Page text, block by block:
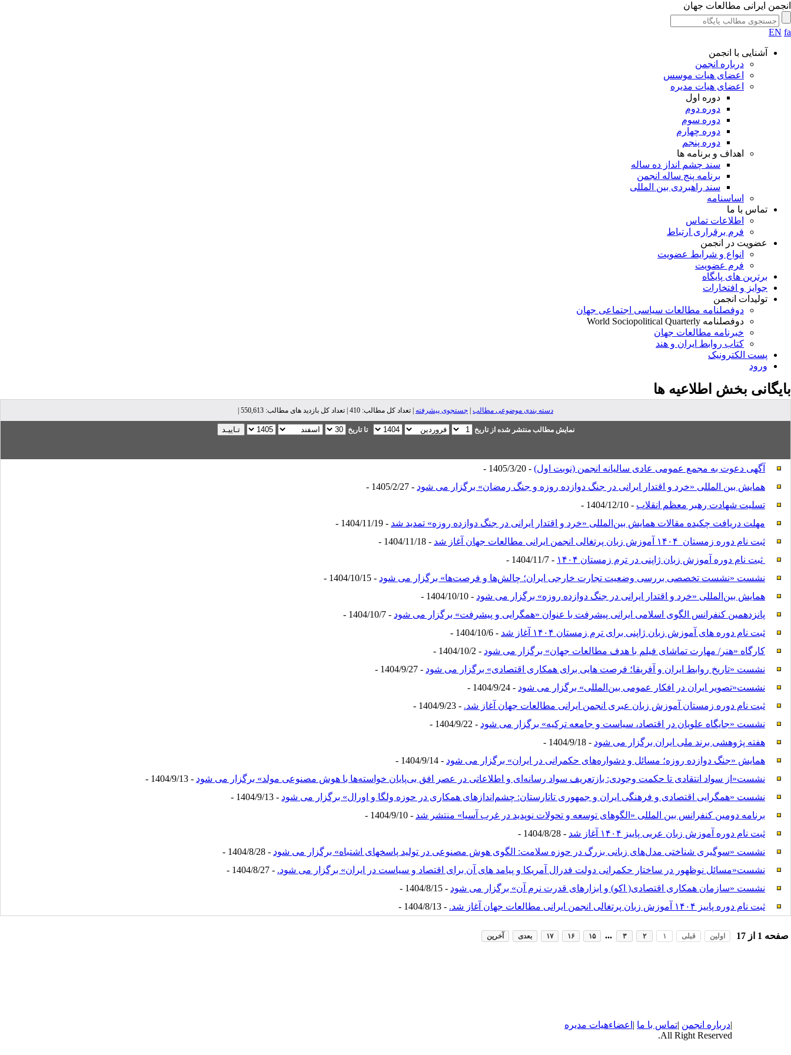
انجمن ایرانی مطالعات جهان
EN fa
آشنایی با انجمن
درباره انجمن
اعضای هیات موسس
اعضای هیات مدیره
دوره اول
دوره دوم
دوره سوم
دوره چهارم
دوره پنجم
اهداف و برنامه ها
سند چشم انداز ده ساله
برنامه پنج ساله انجمن
سند راهبردی بین المللی
اساسنامه
تماس با ما
اطلاعات تماس
فرم برقراری ارتباط
عضویت در انجمن
انواع و شرایط عضویت
فرم عضویت
برترین های پایگاه
جوایز و افتخارات
تولیدات انجمن
دوفصلنامه مطالعات سیاسی اجتماعی جهان
دوفصلنامه World Sociopolitical Quarterly
خبرنامه مطالعات جهان
کتاب روابط ایران و هند
پست الکترونیک
ورود
بایگانی بخش اطلاعیه ها
دسته بندی موضوعی مطالب جستجوی پیشرفته | تعداد کل مطالب: 410 | تعداد کل بازدید های مطالب: 550,613 |
نمایش مطالب منتشر شده از تاریخ تا تاریخ
آگهی دعوت به مجمع عمومی عادی سالیانه انجمن (نوبت اول) - 1405/3/20 -
همایش بین المللی «خرد و اقتدار ایرانی در جنگ دوازده روزه و جنگ رمضان» برگزار می شود - 1405/2/27 -
تسلیت شهادت رهبر معظم انقلاب - 1404/12/10 -
مهلت دریافت چکیده مقالات همایش بین‌المللی «خرد و اقتدار ایرانی در جنگ دوازده‌ روزه» تمدید شد - 1404/11/19 -
ثبت نام دوره زمستان ۱۴۰۴ آموزش زبان پرتغالی انجمن ایرانی مطالعات جهان آغاز شد
- 1404/11/18 -
ثبت نام دوره آموزش زبان ژاپنی در ترم زمستان ۱۴۰۴
- 1404/11/7 -
نشست «نشست تخصصی بررسی وضعیت تجارت خارجی ایران؛ چالش‌ها و فرصت‌ها» برگزار می شود - 1404/10/15 -
همایش بین‌المللی «خرد و اقتدار ایرانی در جنگ دوازده‌ روزه» برگزار می شود - 1404/10/10 -
پانزدهمین کنفرانس الگوی اسلامی ایرانی پیشرفت با عنوان «همگرایی و پیشرفت» برگزار می شود - 1404/10/7 -
ثبت نام دوره های آموزش زبان ژاپنی برای ترم زمستان ۱۴۰۴ آغاز شد
- 1404/10/6 -
کارگاه «هنر/ مهارت تماشای فیلم با هدف مطالعات جهان» برگزار می شود - 1404/10/2 -
نشست «تاریخ روابط ایران و آفریقا؛ فرصت هایی برای همکاری اقتصادی» برگزار می شود - 1404/9/27 -
نشست«تصویر ایران در افکار عمومی بین‌المللی» برگزار می شود - 1404/9/24 -
ثبت نام دوره زمستان آموزش زبان عبری انجمن ایرانی مطالعات جهان آغاز شد. - 1404/9/23 -
نشست «جایگاه علویان در اقتصاد، سیاست و جامعه ترکیه» برگزار می شود - 1404/9/22 -
هفته پژوهشی برند ملی ایران برگزار می شود - 1404/9/18 -
همایش «جنگ دوازده روزه؛ مسائل و دشواره‌های حکمرانی در ایران» برگزار می شود - 1404/9/14 -
نشست«از سواد انتقادی تا حکمت وجودی: بازتعریف سواد رسانه‌ای و اطلاعاتی در عصر افق بی‌پایان خواسته‌ها با هوش مصنوعی مولد» برگزار می شود - 1404/9/13 -
نشست «همگرایی اقتصادی و فرهنگی ایران و جمهوری تاتارستان: چشم‌اندازهای همکاری در حوزه ولگا و اورال» برگزار می شود - 1404/9/13 -
برنامه دومین کنفرانس بین المللی «الگوهای توسعه و تحولات نوپدید در غرب آسیا» منتشر شد - 1404/9/10 -
ثبت نام دوره آموزش زبان عربی پاییز ۱۴۰۴ آغاز شد
- 1404/8/28 -
نشست «سوگیری شناختی مدل‌های زبانی بزرگ در حوزه سلامت: الگوی هوش مصنوعی در تولید پاسخهای اشتباه» برگزار می شود - 1404/8/28 -
نشست«مسائل نوظهور در ساختار حکمرانی دولت فدرال آمریکا و پیامد های آن برای اقتصاد و سیاست در ایران» برگزار می شود. - 1404/8/27 -
نشست «سازمان همکاری اقتصادی( اکو) و ابزارهای قدرت نرم آن» برگزار می شود - 1404/8/15 -
ثبت نام دوره پاییز ۱۴۰۴ آموزش زبان پرتغالی انجمن ایرانی مطالعات جهان آغاز شد.
- 1404/8/13 -
صفحه 1 از 17 اولین قبلی ۱ ۲ ۳ ... ۱۵ ۱۶ ۱۷ بعدی آخرین
|درباره انجمن |تماس با ما | اعضاءهیات مدیره
All Right Reserved.